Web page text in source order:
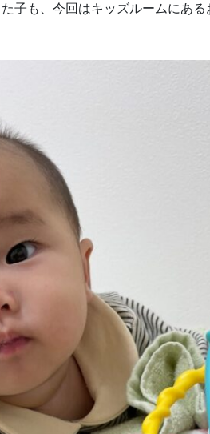
子も、今回はキッズルームにある